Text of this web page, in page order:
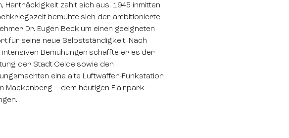
Hartnäckigkeit zahlt sich aus. 1945 inmitten
bemühte sich der ambitionierte
Dr. Eugen Beck um einen geeigneten
für seine neue Selbstständigkeit. Nach
intensiven Bemühungen schaffte er es der
der Stadt Oelde sowie den
eine alte Luftwaffen-Funkstation
Mackenberg – dem heutigen Flairpark –